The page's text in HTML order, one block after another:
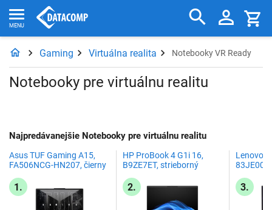
Gaming Virtuálna realita Notebooky VR Ready
Notebooky pre virtuálnu realitu
Najpredávanejšie Notebooky pre virtuálnu realitu
1.
Asus TUF Gaming A15,
FA506NCG-HN207, čierny
2.
HP ProBook 4 G1i 16,
B9ZE7ET, strieborný
3.
Lenovo